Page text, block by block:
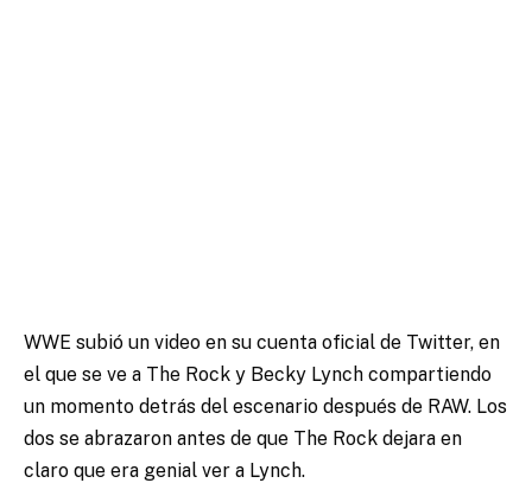
WWE subió un video en su cuenta oficial de Twitter, en
el que se ve a The Rock y Becky Lynch compartiendo
un momento detrás del escenario después de RAW. Los
dos se abrazaron antes de que The Rock dejara en
claro que era genial ver a Lynch.